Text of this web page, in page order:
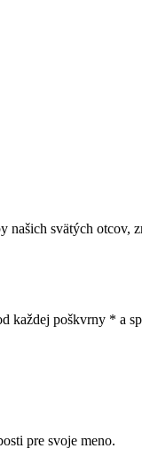
našich svätých otcov,
poškvrny * a
pre svoje meno.